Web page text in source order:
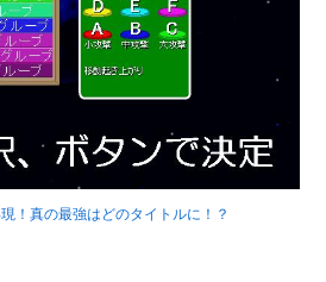
！真の最強はどのタイトルに！？